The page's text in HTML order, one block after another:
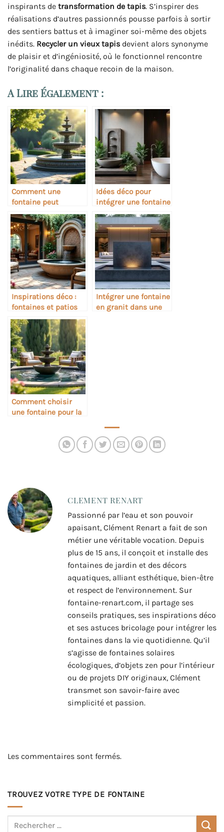
inspirants de transformation de tapis. S’inspirer des
réalisations d’autres passionnés pousse parfois à sortir
des sentiers battus et à imaginer soi-même des objets
inédits. Recycler un vieux tapis devient alors synonyme
de plaisir et d’ingéniosité, où le fonctionnel rencontre
l’originalité dans chaque recoin de la maison.
A Lire Également :
Comment une
fontaine peut
devenir un point
focal déco
Idées déco pour
intégrer une fontaine
dans une salle de
bain
Inspirations déco :
fontaines et patios
intérieurs
Intégrer une fontaine
en granit dans une
Comment choisir
une fontaine pour la
CLEMENT RENART
Passionné par l’eau et son pouvoir
apaisant, Clément Renart a fait de son
métier une véritable vocation. Depuis
plus de 15 ans, il conçoit et installe des
fontaines de jardin et des décors
aquatiques, alliant esthétique, bien-être
et respect de l’environnement. Sur
fontaine-renart.com, il partage ses
conseils pratiques, ses inspirations déco
et ses astuces bricolage pour intégrer les
fontaines dans la vie quotidienne. Qu’il
s’agisse de fontaines solaires
écologiques, d’objets zen pour l’intérieur
ou de projets DIY originaux, Clément
transmet son savoir-faire avec
simplicité et passion.
Les commentaires sont fermés.
TROUVEZ VOTRE TYPE DE FONTAINE